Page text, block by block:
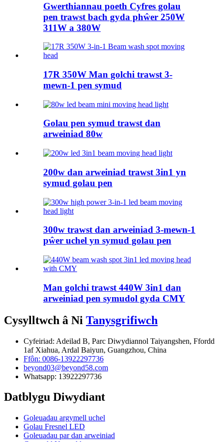
Gwerthiannau poeth Cyfres golau
pen trawst bach gyda phŵer 250W
311W a 380W
17R 350W Man golchi trawst 3-
mewn-1 pen symud
Golau pen symud trawst dan
arweiniad 80w
200w dan arweiniad trawst 3in1 yn
symud golau pen
300w trawst dan arweiniad 3-mewn-1
pŵer uchel yn symud golau pen
Man golchi trawst 440W 3in1 dan
arweiniad pen symudol gyda CMY
Cysylltwch â Ni Tanysgrifiwch
Cyfeiriad: Adeilad B, Parc Diwydiannol Taiyangshen, Ffordd
1af Xiahua, Ardal Baiyun, Guangzhou, China
Ffôn: 0086-13922297736
beyond03@beyond58.com
Whatsapp: 13922297736
Datblygu Diwydiant
Goleuadau argymell uchel
Golau Fresnel LED
Goleuadau par dan arweiniad